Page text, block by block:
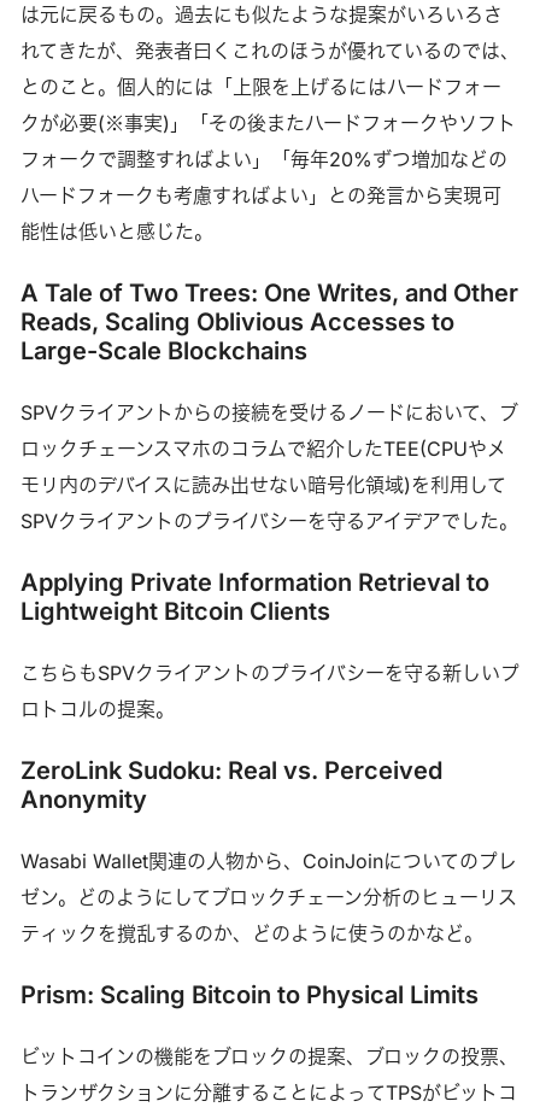
は元に戻るもの。過去にも似たような提案がいろいろさ
れてきたが、発表者曰くこれのほうが優れているのでは、
とのこと。個人的には「上限を上げるにはハードフォー
クが必要(※事実)」「その後またハードフォークやソフト
フォークで調整すればよい」「毎年20%ずつ増加などの
ハードフォークも考慮すればよい」との発言から実現可
能性は低いと感じた。
A Tale of Two Trees: One Writes, and Other
Reads, Scaling Oblivious Accesses to
Large-Scale Blockchains
SPVクライアントからの接続を受けるノードにおいて、ブ
ロックチェーンスマホのコラムで紹介したTEE(CPUやメ
モリ内のデバイスに読み出せない暗号化領域)を利用して
SPVクライアントのプライバシーを守るアイデアでした。
Applying Private Information Retrieval to
Lightweight Bitcoin Clients
こちらもSPVクライアントのプライバシーを守る新しいプ
ロトコルの提案。
ZeroLink Sudoku: Real vs. Perceived
Anonymity
Wasabi Wallet関連の人物から、CoinJoinについてのプレ
ゼン。どのようにしてブロックチェーン分析のヒューリス
ティックを撹乱するのか、どのように使うのかなど。
Prism: Scaling Bitcoin to Physical Limits
ビットコインの機能をブロックの提案、ブロックの投票、
トランザクションに分離することによってTPSがビットコ